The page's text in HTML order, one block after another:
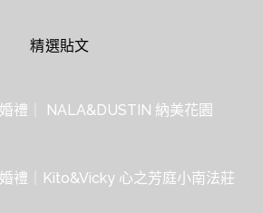
精選貼文
禮｜ NALA&DUSTIN 納美花園
禮｜Kito&Vicky 心之芳庭小南法莊